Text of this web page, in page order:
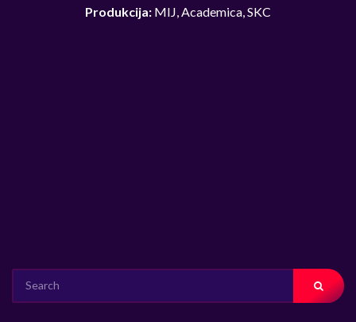
Produkcija: MIJ, Academica, SKC
FOR: